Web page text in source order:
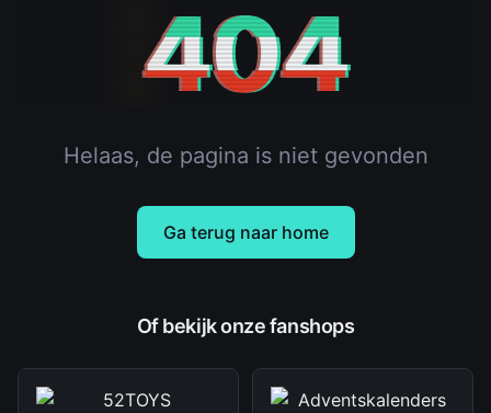
404
Helaas, de pagina is niet gevonden
Ga terug naar home
Of bekijk onze fanshops